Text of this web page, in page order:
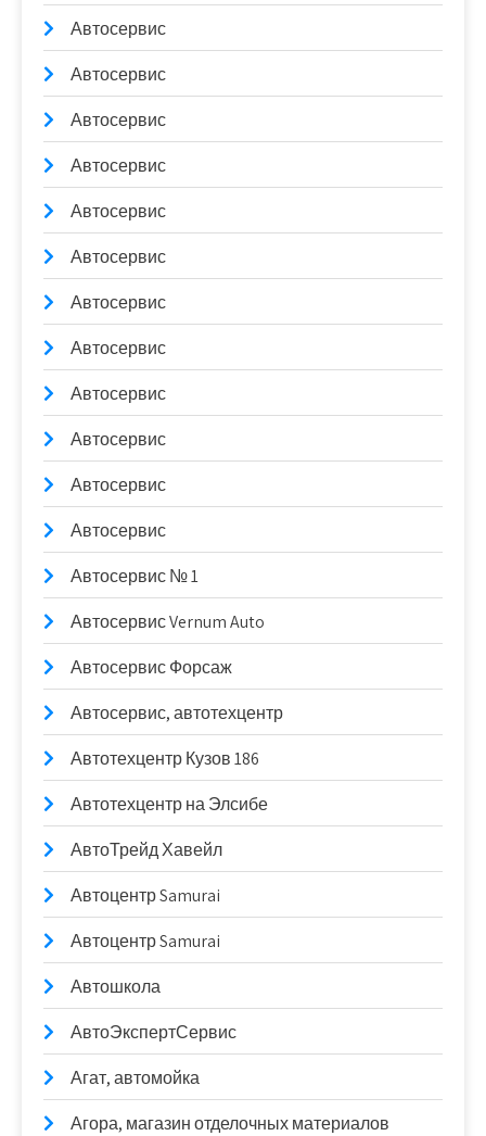
Автосервис
Автосервис
Автосервис
Автосервис
Автосервис
Автосервис
Автосервис
Автосервис
Автосервис
Автосервис
Автосервис
Автосервис
Автосервис № 1
Автосервис Vernum Auto
Автосервис Форсаж
Автосервис, автотехцентр
Автотехцентр Кузов 186
Автотехцентр на Элсибе
АвтоТрейд Хавейл
Автоцентр Samurai
Автоцентр Samurai
Автошкола
АвтоЭкспертСервис
Агат, автомойка
Агора, магазин отделочных материалов